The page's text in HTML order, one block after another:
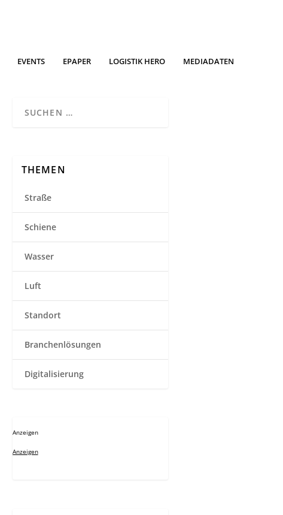
EVENTS EPAPER LOGISTIK HERO MEDIADATEN
THEMEN
Straße
Schiene
Wasser
Luft
Standort
Branchenlösungen
Digitalisierung
Anzeigen
Anzeigen